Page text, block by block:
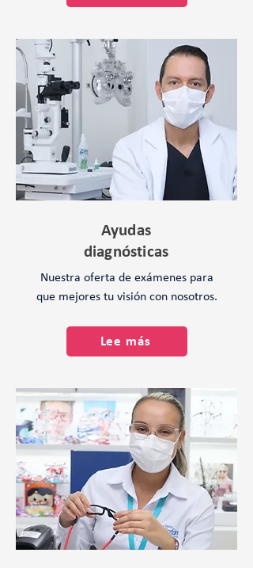
Ayudas
diagnósticas
Nuestra oferta de exámenes para
que mejores tu visión con nosotros.
Lee más